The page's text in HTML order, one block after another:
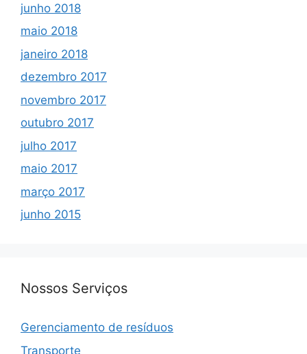
junho 2018
maio 2018
janeiro 2018
dezembro 2017
novembro 2017
outubro 2017
julho 2017
maio 2017
março 2017
junho 2015
Nossos Serviços
Gerenciamento de resíduos
Transporte